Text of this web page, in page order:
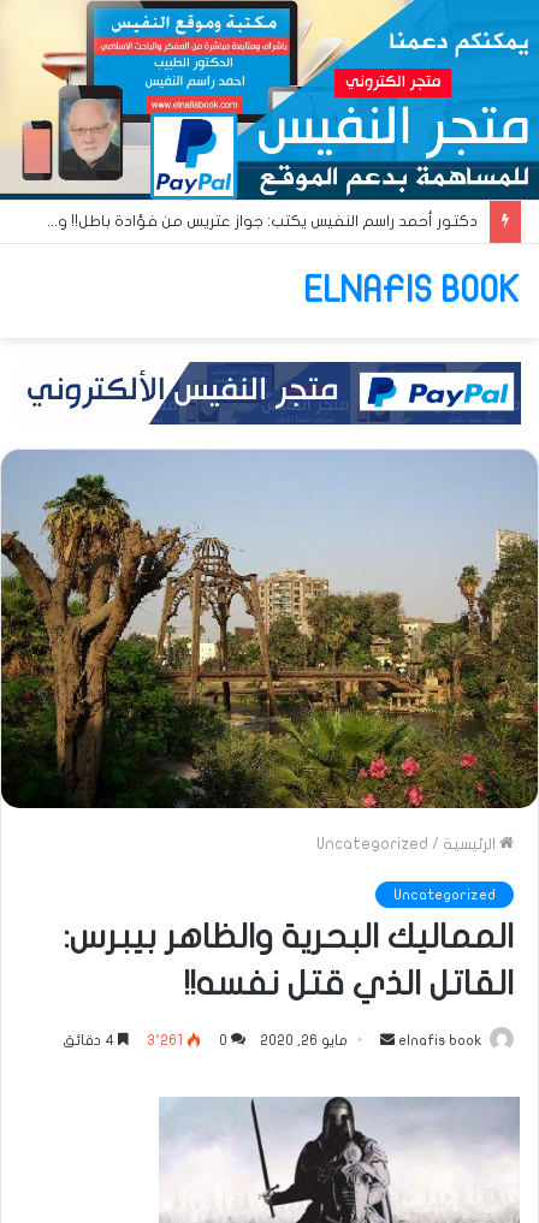
دكتور أحمد راسم النفيس يكتب: جواز عتريس من فؤادة باطل!! وجواز براقش من حُنين فاشل!!
ELNAFIS BOOK
الرئيسية /
Uncategorized
Uncategorized
المماليك البحرية والظاهر بيبرس:
القاتل الذي قتل نفسه!!
elnafis book
أرسل
إلكترونيا
مايو 26, 2020 0 3٬261